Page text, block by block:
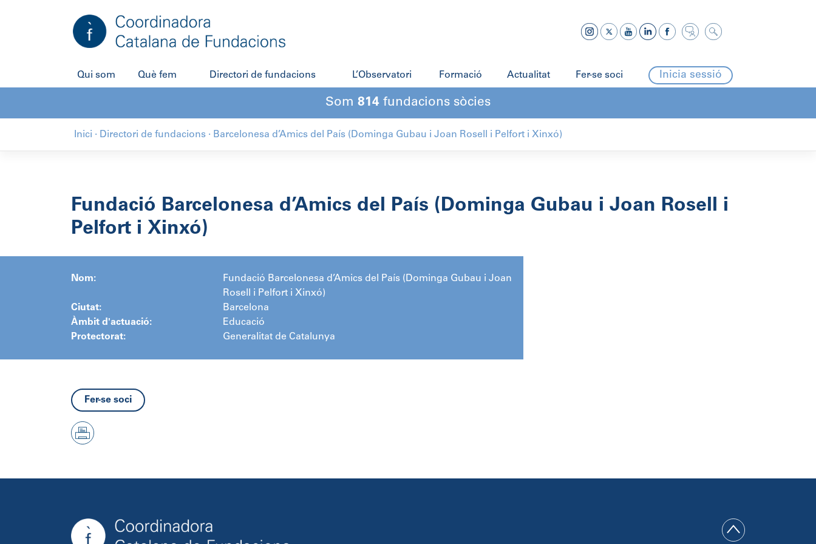
Qui som Què fem Directori de fundacions L’Observatori Formació Actualitat Fer-se soci Inicia sessió
Som 814 fundacions sòcies
Inici · Directori de fundacions · Barcelonesa d’Amics del País (Dominga Gubau i Joan Rosell i Pelfort i Xinxó)
Fundació Barcelonesa d’Amics del País (Dominga Gubau i Joan Rosell i
Pelfort i Xinxó)
Nom:
Fundació Barcelonesa d’Amics del País (Dominga Gubau i Joan
Rosell i Pelfort i Xinxó)
Ciutat:
Barcelona
Àmbit d'actuació:
Educació
Protectorat:
Generalitat de Catalunya
Fer-se soci